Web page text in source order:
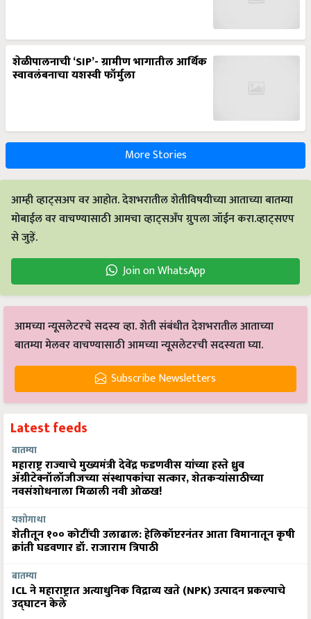
शेळीपालनाची ‘SIP’- ग्रामीण भागातील आर्थिक
स्वावलंबनाचा यशस्वी फॉर्मुला
More Stories
आम्ही व्हाट्सअप वर आहोत. देशभरातील शेतीविषयीच्या आताच्या बातम्या
मोबाईल वर वाचण्यासाठी आमचा व्हाट्सअँप ग्रुपला जॉईन करा.व्हाट्सएप
से जुड़ें.
Join on WhatsApp
आमच्या न्यूसलेटरचे सदस्य व्हा. शेती संबंधीत देशभरातील आताच्या
बातम्या मेलवर वाचण्यासाठी आमच्या न्यूसलेटरची सदस्यता घ्या.
Subscribe Newsletters
Latest feeds
बातम्या
महाराष्ट्र राज्याचे मुख्यमंत्री देवेंद्र फडणवीस यांच्या हस्ते ध्रुव
ॲग्रीटेक्नॉलॉजीजच्या संस्थापकांचा सत्कार, शेतकऱ्यांसाठीच्या
नवसंशोधनाला मिळाली नवी ओळख!
यशोगाथा
शेतीतून १०० कोटींची उलाढाल: हेलिकॉप्टरनंतर आता विमानातून कृषी
क्रांती घडवणार डॉ. राजाराम त्रिपाठी
बातम्या
ICL ने महाराष्ट्रात अत्याधुनिक विद्राव्य खते (NPK) उत्पादन प्रकल्पाचे
उद्घाटन केले